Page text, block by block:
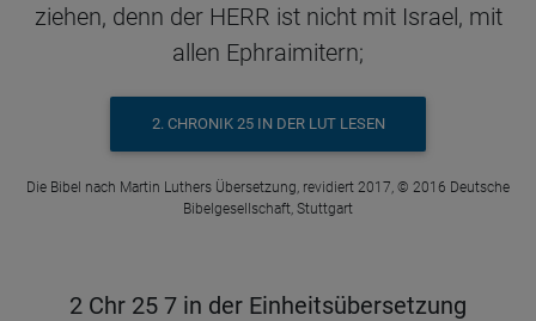
ziehen, denn der HERR ist nicht mit Israel, mit
allen Ephraimitern;
2. CHRONIK 25 IN DER LUT LESEN
Die Bibel nach Martin Luthers Übersetzung, revidiert 2017, © 2016 Deutsche
Bibelgesellschaft, Stuttgart
2 Chr 25 7 in der Einheitsübersetzung